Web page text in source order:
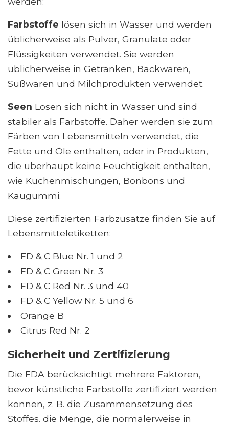
Farbstoffe lösen sich in Wasser und werden
üblicherweise als Pulver, Granulate oder
Flüssigkeiten verwendet. Sie werden
üblicherweise in Getränken, Backwaren,
Süßwaren und Milchprodukten verwendet.
Seen Lösen sich nicht in Wasser und sind
stabiler als Farbstoffe. Daher werden sie zum
Färben von Lebensmitteln verwendet, die
Fette und Öle enthalten, oder in Produkten,
die überhaupt keine Feuchtigkeit enthalten,
wie Kuchenmischungen, Bonbons und
Kaugummi.
Diese zertifizierten Farbzusätze finden Sie auf
Lebensmitteletiketten:
FD & C Blue Nr. 1 und 2
FD & C Green Nr. 3
FD & C Red Nr. 3 und 40
FD & C Yellow Nr. 5 und 6
Orange B
Citrus Red Nr. 2
Sicherheit und Zertifizierung
Die FDA berücksichtigt mehrere Faktoren,
bevor künstliche Farbstoffe zertifiziert werden
können, z. B. die Zusammensetzung des
Stoffes. die Menge, die normalerweise in